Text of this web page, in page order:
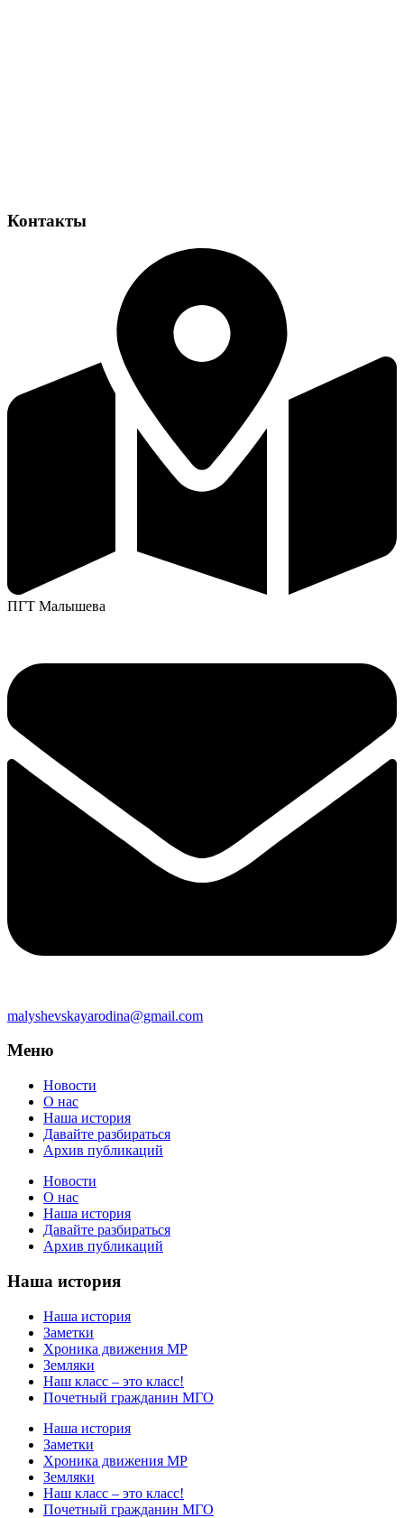
Контакты
ПГТ Малышева
malyshevskayarodina@gmail.com
Меню
Новости
О нас
Наша история
Давайте разбираться
Архив публикаций
Новости
О нас
Наша история
Давайте разбираться
Архив публикаций
Наша история
Наша история
Заметки
Хроника движения МР
Земляки
Наш класс – это класс!
Почетный гражданин МГО
Наша история
Заметки
Хроника движения МР
Земляки
Наш класс – это класс!
Почетный гражданин МГО